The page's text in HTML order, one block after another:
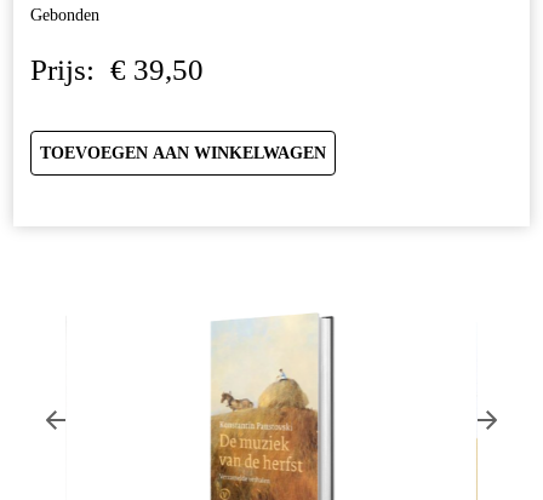
Gebonden
Prijs: €39,50
TOEVOEGEN AAN WINKELWAGEN